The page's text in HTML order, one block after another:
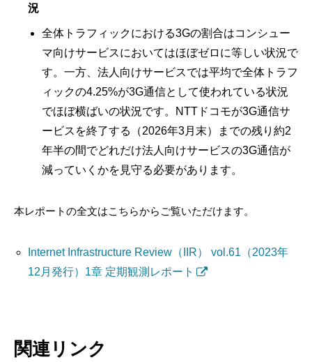
況
全体トラフィックにおける3Gの割合はコンシュー
マ向けサービスにおいてはほぼゼロに等しい状況で
す。一方、法人向けサービスでは平均で全体トラフ
ィックの4.25%が3G通信として使われている状況
でほぼ横ばいの状況です。NTTドコモが3G通信サ
ービスを終了する（2026年3月末）までの残り約2
年半の間でどれだけ法人向けサービスの3G通信が
減っていくかを見守る必要があります。
本レポートの全文はこちらからご覧いただけます。
Internet Infrastructure Review（IIR） vol.61（2023年
12月発行）1章 定期観測レポート
関連リンク